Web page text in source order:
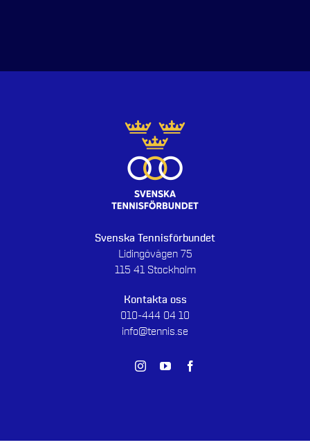
Svenska Tennisförbundet
Lidingövägen 75
115 41 Stockholm
Kontakta oss
010-444 04 10
info@tennis.se